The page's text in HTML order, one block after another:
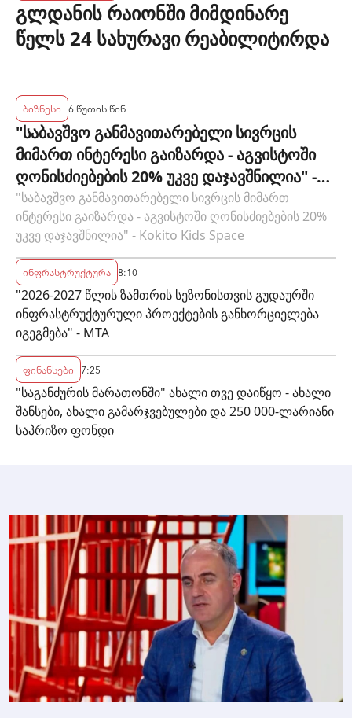
გლდანის რაიონში მიმდინარე
წელს 24 სახურავი რეაბილიტირდა
ბიზნესი 6 წუთის წინ
"საბავშვო განმავითარებელი სივრცის
მიმართ ინტერესი გაიზარდა - აგვისტოში
ღონისძიებების 20% უკვე დაჯავშნილია" -
Kokito Kids Space
"საბავშვო განმავითარებელი სივრცის მიმართ
ინტერესი გაიზარდა - აგვისტოში ღონისძიებების 20%
უკვე დაჯავშნილია" - Kokito Kids Space
ინფრასტრუქტურა 8:10
"2026-2027 წლის ზამთრის სეზონისთვის გუდაურში
ინფრასტრუქტურული პროექტების განხორციელება
იგეგმება" - MTA
ფინანსები 7:25
"საგანძურის მარათონში" ახალი თვე დაიწყო - ახალი
შანსები, ახალი გამარჯვებულები და 250 000-ლარიანი
საპრიზო ფონდი